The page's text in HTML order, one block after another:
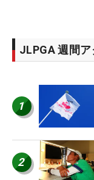
JLPGA 週間
1
2